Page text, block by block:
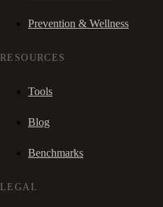
Prevention & Wellness
RESOURCES
Tools
Blog
Benchmarks
LEGAL